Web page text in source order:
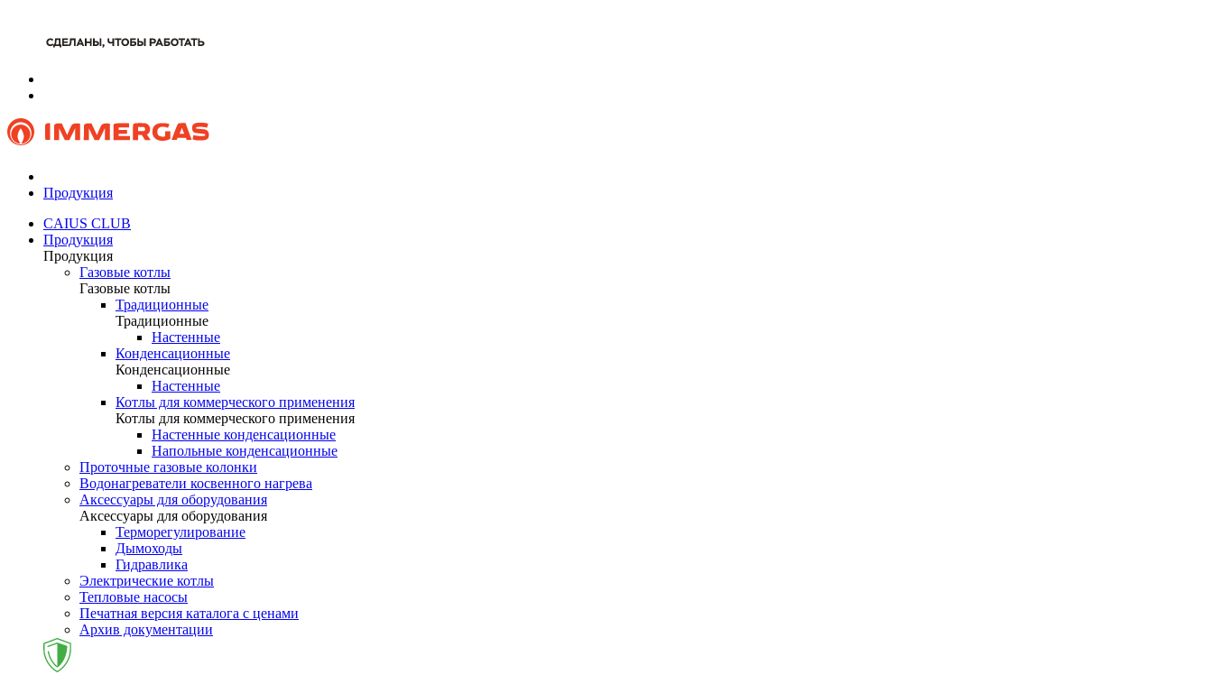
Продукция
CAIUS CLUB
Продукция
Продукция
Газовые котлы
Газовые котлы
Традиционные
Традиционные
Настенные
Конденсационные
Конденсационные
Настенные
Котлы для коммерческого применения
Котлы для коммерческого применения
Настенные конденсационные
Напольные конденсационные
Проточные газовые колонки
Водонагреватели косвенного нагрева
Аксессуары для оборудования
Аксессуары для оборудования
Терморегулирование
Дымоходы
Гидравлика
Электрические котлы
Тепловые насосы
Печатная версия каталога с ценами
Архив документации